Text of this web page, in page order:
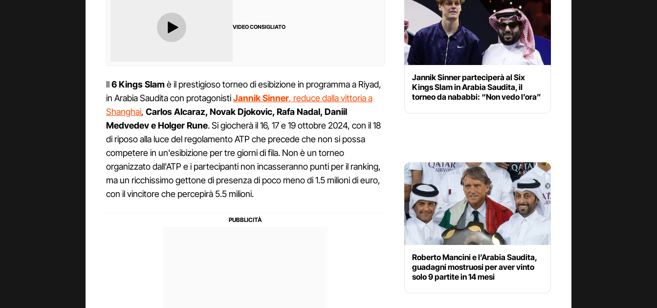
VIDEO CONSIGLIATO
Il6 Kings Slam è il prestigioso torneo di esibizione in programma a Riyad,
in Arabia Saudita con protagonistiJannik Sinner, reduce dalla vittoria a
Shanghai, Carlos Alcaraz, Novak Djokovic, Rafa Nadal, Daniil
Medvedev e Holger Rune. Si giocherà il 16, 17 e 19 ottobre 2024, con il 18
di riposo alla luce del regolamento ATP che precede che non si possa
competere in un'esibizione per tre giorni di fila. Non è un torneo
organizzato dall'ATP e i partecipanti non incasseranno punti per il ranking,
ma un ricchissimo gettone di presenza di poco meno di 1.5 milioni di euro,
con il vincitore che percepirà 5.5 milioni.
Jannik Sinner parteciperà al Six
Kings Slam in Arabia Saudita, il
torneo da nababbi: “Non vedo l’ora”
Roberto Mancini e l’Arabia Saudita,
guadagni mostruosi per aver vinto
solo 9 partite in 14 mesi